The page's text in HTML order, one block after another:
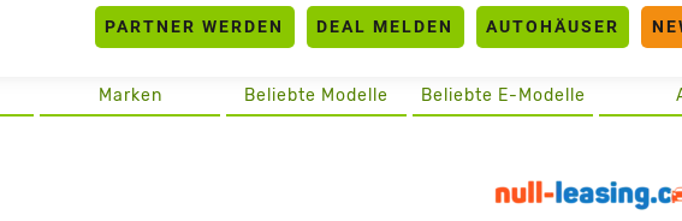
PARTNER WERDEN DEAL MELDEN AUTOHÄUSER
Beliebte E-Modelle
Beliebte Modelle
Marken